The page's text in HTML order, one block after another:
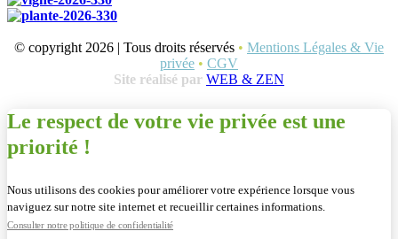
© copyright 2026 | Tous droits réservés • Mentions Légales & Vie
privée • CGV
Site réalisé par WEB & ZEN
Le respect de votre vie privée est une
priorité !
Nous utilisons des cookies pour améliorer votre expérience lorsque vous
naviguez sur notre site internet et recueillir certaines informations.
Consulter notre politique de confidentialité